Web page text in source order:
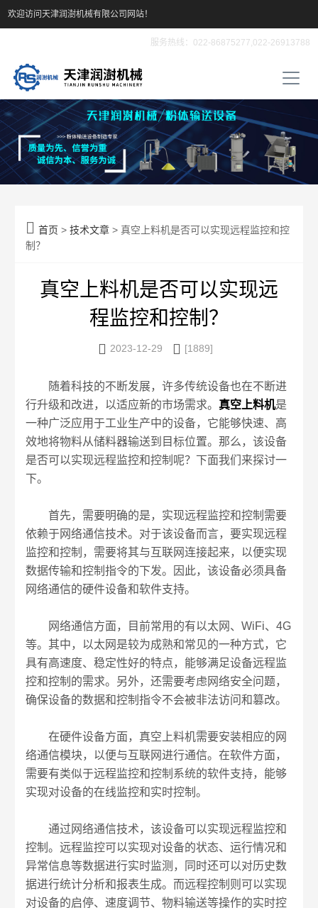
欢迎访问天津润澍机械有限公司网站！
服务热线：022-86875277,022-26913788
 首页 >技术文章 > 真空上料机是否可以实现远程监控和控
制？
真空上料机是否可以实现远
程监控和控制？
 2023-12-29  [1889]
随着科技的不断发展，许多传统设备也在不断进
行升级和改进，以适应新的市场需求。 真空上料机是
一种广泛应用于工业生产中的设备，它能够快速、高
效地将物料从储料器输送到目标位置。那么，该设备
是否可以实现远程监控和控制呢？下面我们来探讨一
下。
首先，需要明确的是，实现远程监控和控制需要
依赖于网络通信技术。对于该设备而言，要实现远程
监控和控制，需要将其与互联网连接起来，以便实现
数据传输和控制指令的下发。因此，该设备必须具备
网络通信的硬件设备和软件支持。
网络通信方面，目前常用的有以太网、WiFi、4G
等。其中，以太网是较为成熟和常见的一种方式，它
具有高速度、稳定性好的特点，能够满足设备远程监
控和控制的需求。另外，还需要考虑网络安全问题，
确保设备的数据和控制指令不会被非法访问和篡改。
在硬件设备方面，真空上料机需要安装相应的网
络通信模块，以便与互联网进行通信。在软件方面，
需要有类似于远程监控和控制系统的软件支持，能够
实现对设备的在线监控和实时控制。
通过网络通信技术，该设备可以实现远程监控和
控制。远程监控可以实现对设备的状态、运行情况和
异常信息等数据进行实时监测，同时还可以对历史数
据进行统计分析和报表生成。而远程控制则可以实现
对设备的启停、速度调节、物料输送等操作的实时控